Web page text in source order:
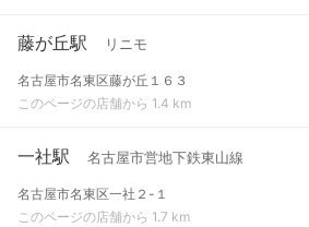
藤が丘駅 リニモ
名古屋市名東区藤が丘１６３
このページの店舗から 1.4 km
一社駅 名古屋市営地下鉄東山線
名古屋市名東区一社２-１
このページの店舗から 1.7 km